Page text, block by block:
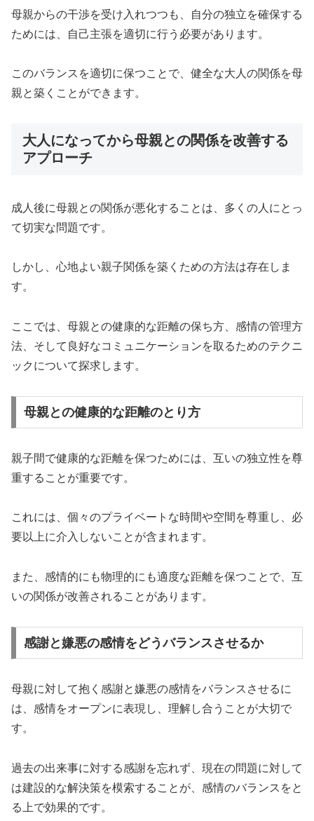
母親からの干渉を受け入れつつも、自分の独立を確保する
ためには、自己主張を適切に行う必要があります。
このバランスを適切に保つことで、健全な大人の関係を母
親と築くことができます。
大人になってから母親との関係を改善する
アプローチ
成人後に母親との関係が悪化することは、多くの人にとっ
て切実な問題です。
しかし、心地よい親子関係を築くための方法は存在しま
す。
ここでは、母親との健康的な距離の保ち方、感情の管理方
法、そして良好なコミュニケーションを取るためのテクニ
ックについて探求します。
母親との健康的な距離のとり方
親子間で健康的な距離を保つためには、互いの独立性を尊
重することが重要です。
これには、個々のプライベートな時間や空間を尊重し、必
要以上に介入しないことが含まれます。
また、感情的にも物理的にも適度な距離を保つことで、互
いの関係が改善されることがあります。
感謝と嫌悪の感情をどうバランスさせるか
母親に対して抱く感謝と嫌悪の感情をバランスさせるに
は、感情をオープンに表現し、理解し合うことが大切で
す。
過去の出来事に対する感謝を忘れず、現在の問題に対して
は建設的な解決策を模索することが、感情のバランスをと
る上で効果的です。